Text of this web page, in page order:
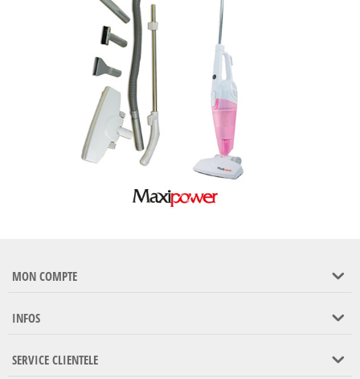
MON COMPTE
INFOS
SERVICE CLIENTELE